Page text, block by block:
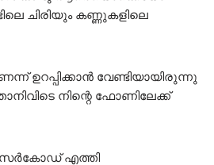
ചിരിയും കണ്ണുകളിലെ
ഉറപ്പിക്കാൻ വേണ്ടിയായിരുന്നു
നിന്റെ ഫോണിലേക്ക്
എത്തി